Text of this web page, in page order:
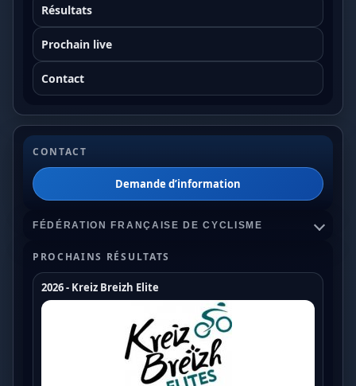
Résultats
Prochain live
Contact
CONTACT
Demande d’information
FÉDÉRATION FRANÇAISE DE CYCLISME
Championnats de France
Coupe de France Cyclo Cross
Coupe de France N1
PROCHAINS RÉSULTATS
2026 - Kreiz Breizh Elite